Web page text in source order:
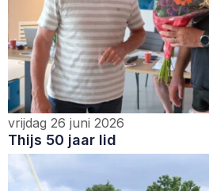
vrijdag 26 juni 2026
Thijs 50 jaar lid